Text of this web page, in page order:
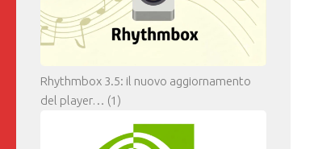
Rhythmbox 3.5: il nuovo aggiornamento
del player… (1)